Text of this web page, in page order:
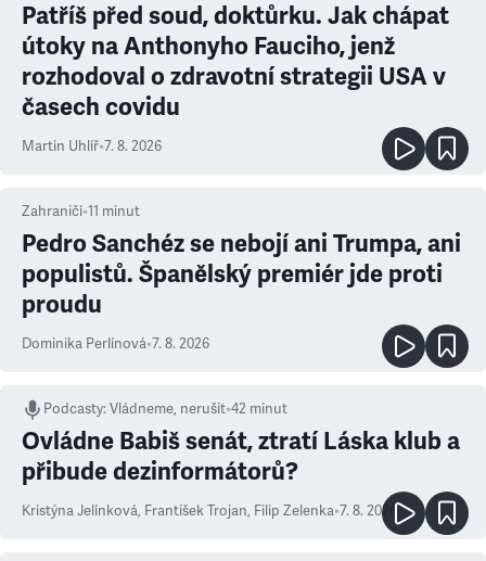
Patříš před soud, doktůrku. Jak chápat
útoky na Anthonyho Fauciho, jenž
rozhodoval o zdravotní strategii USA v
časech covidu
Martin Uhlíř•7. 8. 2026
Zahraničí•11 minut
Pedro Sanchéz se nebojí ani Trumpa, ani
populistů. Španělský premiér jde proti
proudu
Dominika Perlínová•7. 8. 2026
Podcasty:Vládneme, nerušit•42 minut
Ovládne Babiš senát, ztratí Láska klub a
přibude dezinformátorů?
Kristýna Jelínková, František Trojan, Filip Zelenka•7. 8. 2026